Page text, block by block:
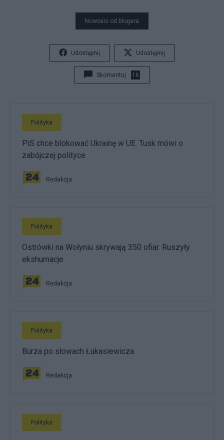
Nowości od blogera
Udostępnij Udostępnij
Skomentuj 16
Polityka
PiS chce blokować Ukrainę w UE. Tusk mówi o
zabójczej polityce
Redakcja
Polityka
Ostrówki na Wołyniu skrywają 350 ofiar. Ruszyły
ekshumacje
Redakcja
Polityka
Burza po słowach Łukasiewicza
Redakcja
Polityka